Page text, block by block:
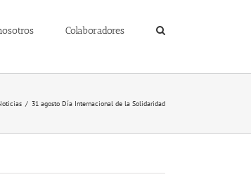
Colaboradores
/ 31 agosto Día Internacional de la Solidaridad